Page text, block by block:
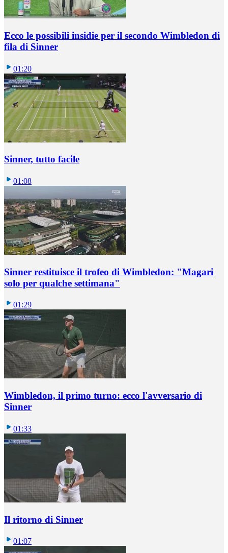
Ecco le possibili insidie per il secondo Wimbledon di
fila di Sinner
01:20
Sinner, tutto facile
01:08
Sinner restituisce il trofeo di Wimbledon: "Magari
solo per qualche settimana"
01:29
Wimbledon, il primo turno: ecco l'avversario di
Sinner
01:33
Il ritorno di Sinner
01:07